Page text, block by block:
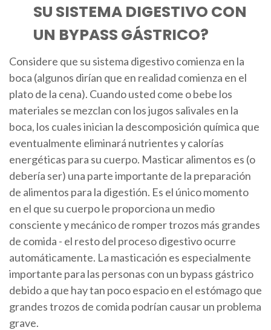
SU SISTEMA DIGESTIVO CON
UN BYPASS GÁSTRICO?
Considere que su sistema digestivo comienza en la
boca (algunos dirían que en realidad comienza en el
plato de la cena). Cuando usted come o bebe los
materiales se mezclan con los jugos salivales en la
boca, los cuales inician la descomposición química que
eventualmente eliminará nutrientes y calorías
energéticas para su cuerpo. Masticar alimentos es (o
debería ser) una parte importante de la preparación
de alimentos para la digestión. Es el único momento
en el que su cuerpo le proporciona un medio
consciente y mecánico de romper trozos más grandes
de comida - el resto del proceso digestivo ocurre
automáticamente. La masticación es especialmente
importante para las personas con un bypass gástrico
debido a que hay tan poco espacio en el estómago que
grandes trozos de comida podrían causar un problema
grave.